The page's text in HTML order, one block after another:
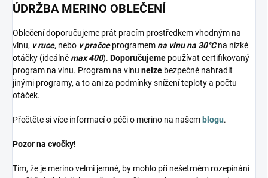
ÚDRŽBA MERINO OBLEČENÍ
Oblečení doporučujeme prát pracím prostředkem vhodným na
vlnu, v ruce, nebo v pračceprogramem na vlnu na 30°Cna nízké
otáčky (ideálně max 400). Doporučujeme používat certifikovaný
program na vlnu. Program na vlnu nelze bezpečně nahradit
jinými programy, a to ani za podmínky snížení teploty a počtu
otáček.
Přečtěte si více informací o péči o merino na našemblogu.
Pozor na cvočky!
Tím, že je merino velmi jemné, by mohlo při nešetrném rozepínání